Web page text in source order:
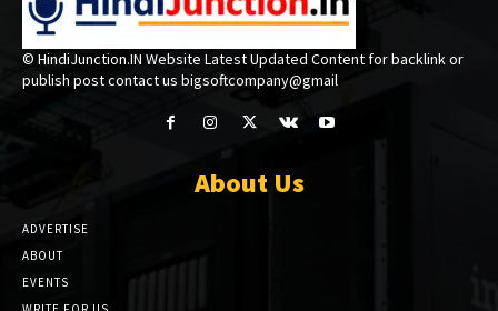
© HindiJunction.IN Website Latest Updated Content for backlink or
publish post contact us bigsoftcompany@gmail
About Us
ADVERTISE
ABOUT
EVENTS